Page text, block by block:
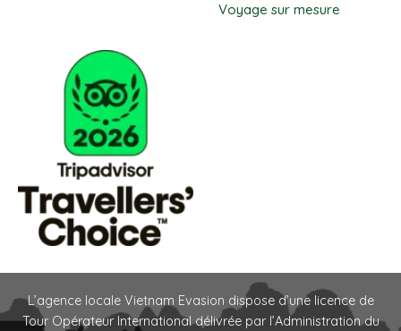
Voyage sur mesure
L’agence locale Vietnam Evasion dispose d’une licence de
Tour Opérateur International délivrée par l’Administration du